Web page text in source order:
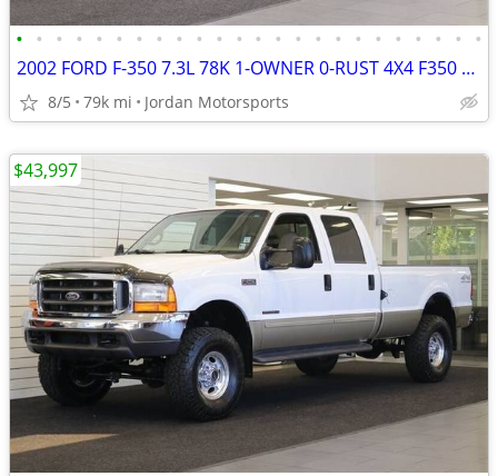
• • • • • • • • • • • • • • • • • • • • • • • •
2002 FORD F-350 7.3L 78K 1-OWNER 0-RUST 4X4 F350 F250 2003 2001 2000
8/5 79k mi Jordan Motorsports
$43,997